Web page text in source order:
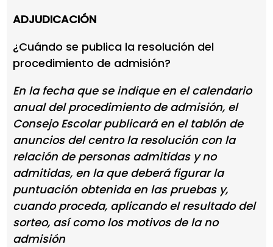
ADJUDICACIÓN
¿Cuándo se publica la resolución del
procedimiento de admisión?
En la fecha que se indique en el calendario
anual del procedimiento de admisión, el
Consejo Escolar publicará en el tablón de
anuncios del centro la resolución con la
relación de personas admitidas y no
admitidas, en la que deberá figurar la
puntuación obtenida en las pruebas y,
cuando proceda, aplicando el resultado del
sorteo, así como los motivos de la no
admisión